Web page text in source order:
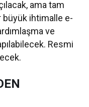
ama tam
büyük ihtimalle e-
ve
Resmi